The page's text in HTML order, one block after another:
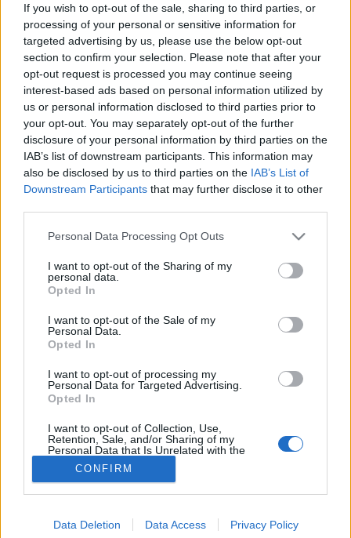
If you wish to opt-out of the sale, sharing to third parties, or
processing of your personal or sensitive information for
targeted advertising by us, please use the below opt-out
section to confirm your selection. Please note that after your
opt-out request is processed you may continue seeing
interest-based ads based on personal information utilized by
us or personal information disclosed to third parties prior to
your opt-out. You may separately opt-out of the further
disclosure of your personal information by third parties on the
IAB’s list of downstream participants. This information may
also be disclosed by us to third parties on the IAB’s List of
Downstream Participants that may further disclose it to other
Please note that this website/app uses one or more Google
not limited to your visit or usage behaviour. You may click to
grant or deny consent to Google and its third-party tags to
use your data for below specified purposes in below Google
consent section.
Personal Data Processing Opt Outs
I want to opt-out of the Sharing of my
personal data.
Opted In
I want to opt-out of the Sale of my
Personal Data.
Opted In
I want to opt-out of processing my
Personal Data for Targeted Advertising.
Opted In
I want to opt-out of Collection, Use,
Retention, Sale, and/or Sharing of my
Personal Data that Is Unrelated with the
Purposes for which it was collected.
Opted Out
CONFIRM
Data Deletion Data Access Privacy Policy
Hírek
Videók
Kisállatok egészsége
#allergia #influenza#cukorbetegség
#orvosmeteorológia#vérnyomás#stroke#rákbetegség
#pajzsmirigy#reflux#ekcéma#herpesz
Regisztráció
Levegőszennyezés